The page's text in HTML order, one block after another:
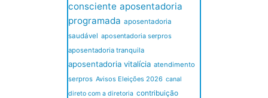
consciente aposentadoria
programada aposentadoria
saudável aposentadoria serpros
aposentadoria tranquila
aposentadoria vitalícia atendimento
serpros Avisos Eleições 2026 canal
direto com a diretoria contribuição